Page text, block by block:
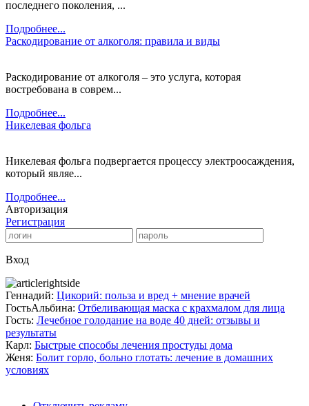
последнего поколения, ...
Подробнее...
Раскодирование от алкоголя: правила и виды
Раскодирование от алкоголя – это услуга, которая
востребована в соврем...
Подробнее...
Никелевая фольга
Никелевая фольга подвергается процессу электроосаждения,
который являе...
Подробнее...
Авторизация
Регистрация
Вход
Геннадий: Цикорий: польза и вред + мнение врачей
ГостьАльбина: Отбеливающая маска с крахмалом для лица
Гость: Лечебное голодание на воде 40 дней: отзывы и
результаты
Карл: Быстрые способы лечения простуды дома
Женя: Болит горло, больно глотать: лечение в домашних
условиях